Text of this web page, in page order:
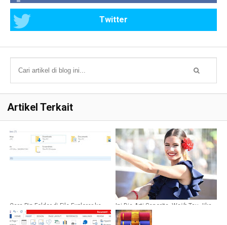
Twitter
Artikel Terkait
Cara Pin Folder di File Explorer ke
Quick Access
Ini Dia Arti Senorita, Wajib Tau Jika
Sering Mengucapkannya